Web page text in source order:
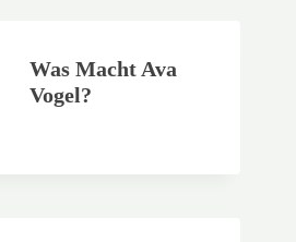
Was Macht Ava
Vogel?